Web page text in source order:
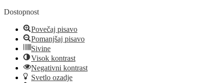
Dostopnost
Povečaj pisavo
Pomanjšaj pisavo
Sivine
Visok kontrast
Negativni kontrast
Svetlo ozadje